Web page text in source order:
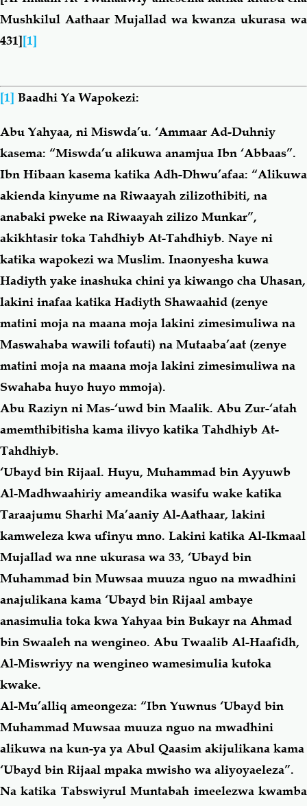
Mushkilul Aathaar Mujallad wa kwanza ukurasa wa
431][1]
[1] Baadhi Ya Wapokezi:
Abu Yahyaa, ni Miswda’u. ‘Ammaar Ad-Duhniy
kasema: “Miswda’u alikuwa anamjua Ibn ‘Abbaas”.
Ibn Hibaan kasema katika Adh-Dhwu’afaa: “Alikuwa
akienda kinyume na Riwaayah zilizothibiti, na
anabaki pweke na Riwaayah zilizo Munkar”,
akikhtasir toka Tahdhiyb At-Tahdhiyb. Naye ni
katika wapokezi wa Muslim. Inaonyesha kuwa
Hadiyth yake inashuka chini ya kiwango cha Uhasan,
lakini inafaa katika Hadiyth Shawaahid (zenye
matini moja na maana moja lakini zimesimuliwa na
Maswahaba wawili tofauti) na Mutaaba’aat (zenye
matini moja na maana moja lakini zimesimuliwa na
Swahaba huyo huyo mmoja).
Abu Raziyn ni Mas-‘uwd bin Maalik. Abu Zur-‘atah
amemthibitisha kama ilivyo katika Tahdhiyb At-
Tahdhiyb.
‘Ubayd bin Rijaal. Huyu, Muhammad bin Ayyuwb
Al-Madhwaahiriy ameandika wasifu wake katika
Taraajumu Sharhi Ma’aaniy Al-Aathaar, lakini
kamweleza kwa ufinyu mno. Lakini katika Al-Ikmaal
Mujallad wa nne ukurasa wa 33, ‘Ubayd bin
Muhammad bin Muwsaa muuza nguo na mwadhini
anajulikana kama ‘Ubayd bin Rijaal ambaye
anasimulia toka kwa Yahyaa bin Bukayr na Ahmad
bin Swaaleh na wengineo. Abu Twaalib Al-Haafidh,
Al-Miswriyy na wengineo wamesimulia kutoka
kwake.
Al-Mu’alliq ameongeza: “Ibn Yuwnus ‘Ubayd bin
Muhammad Muwsaa muuza nguo na mwadhini
alikuwa na kun-ya ya Abul Qaasim akijulikana kama
‘Ubayd bin Rijaal mpaka mwisho wa aliyoyaeleza”.
Na katika Tabswiyrul Muntabah imeelezwa kwamba